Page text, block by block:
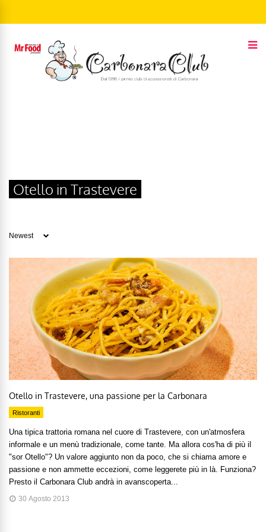
Otello in Trastevere
Otello in Trastevere, una passione per la Carbonara
Ristoranti
Una tipica trattoria romana nel cuore di Trastevere, con un'atmosfera
informale e un menù tradizionale, come tante. Ma allora cos'ha di più il
"sor Otello"? Un valore aggiunto non da poco, che si chiama amore e
passione e non ammette eccezioni, come leggerete più in là. Funziona?
Presto il Carbonara Club andrà in avanscoperta...
30 Agosto 2013